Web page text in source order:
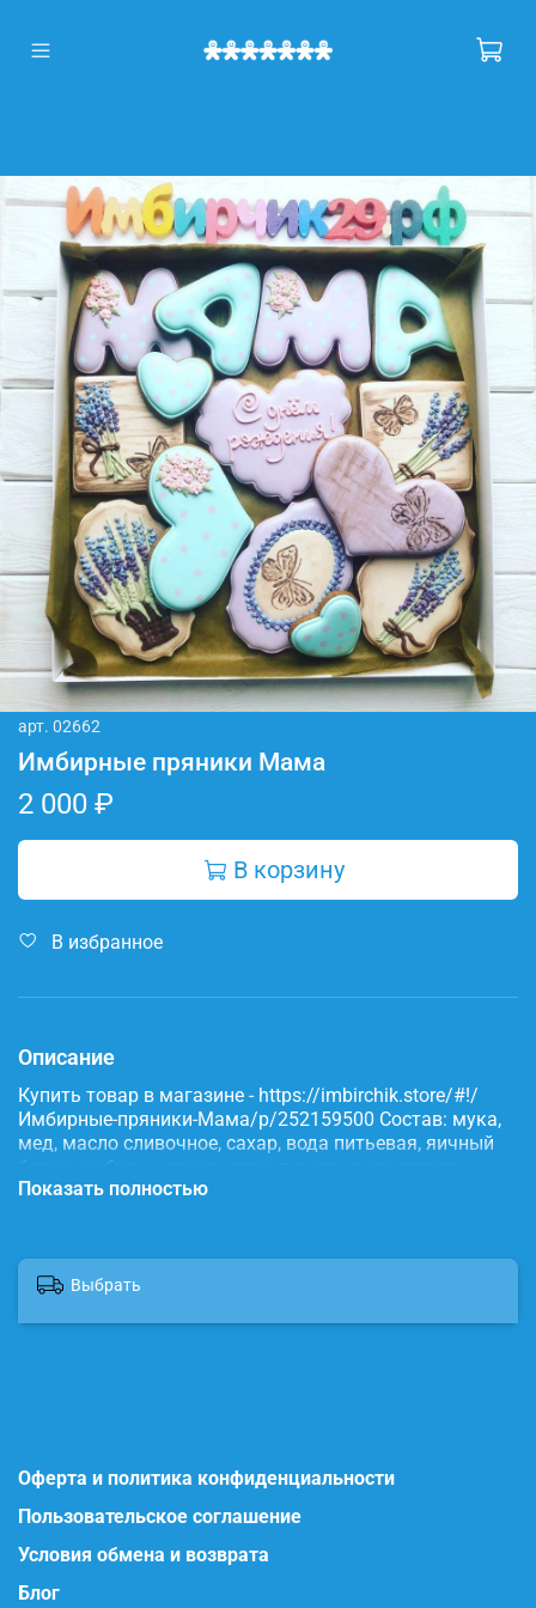
арт. 02662
Имбирные пряники Мама
2 000 ₽
В корзину
В избранное
Описание
Купить товар в магазине - https://imbirchik.store/#!/
Имбирные-пряники-Мама/p/252159500 Состав: мука,
мед, масло сливочное, сахар, вода питьевая, яичный
белок, имбирь, корица, сода, пищевые красители.
Показать полностью
Выбрать
Оферта и политика конфиденциальности
Пользовательское соглашение
Условия обмена и возврата
Блог